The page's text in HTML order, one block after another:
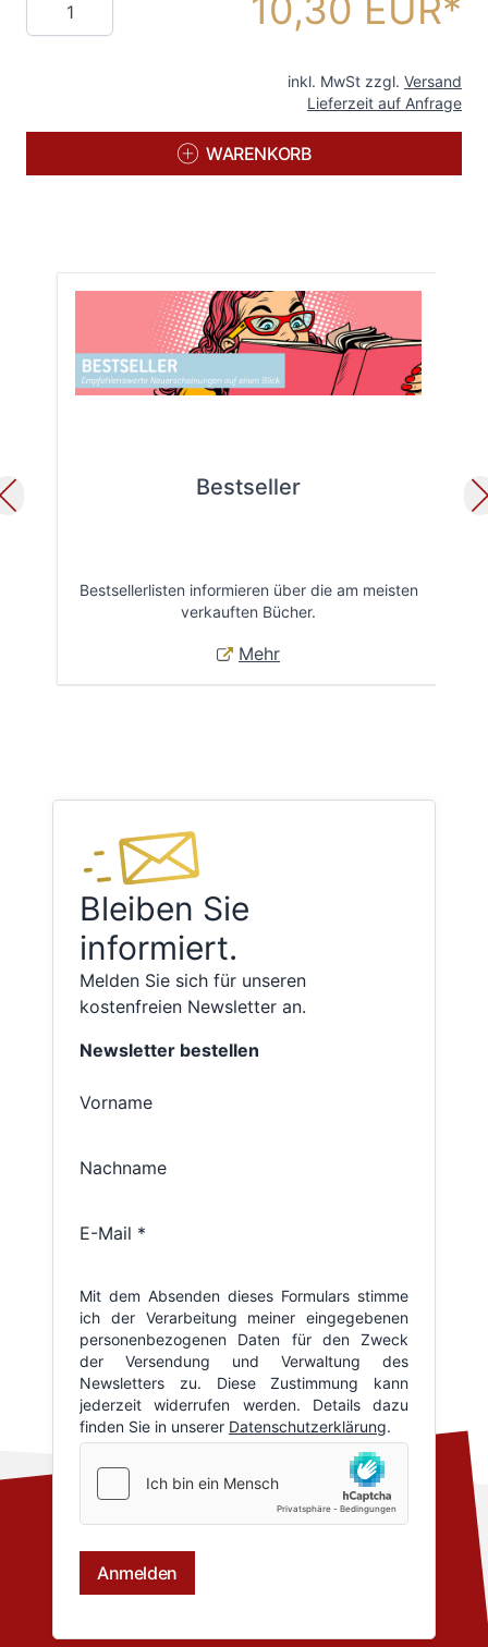
inkl. MwSt zzgl. Versand
Lieferzeit auf Anfrage
WARENKORB
Bestseller
Bestsellerlisten informieren über die am meisten
verkauften Bücher.
Mehr
Bleiben Sie
informiert.
Melden Sie sich für unseren
kostenfreien Newsletter an.